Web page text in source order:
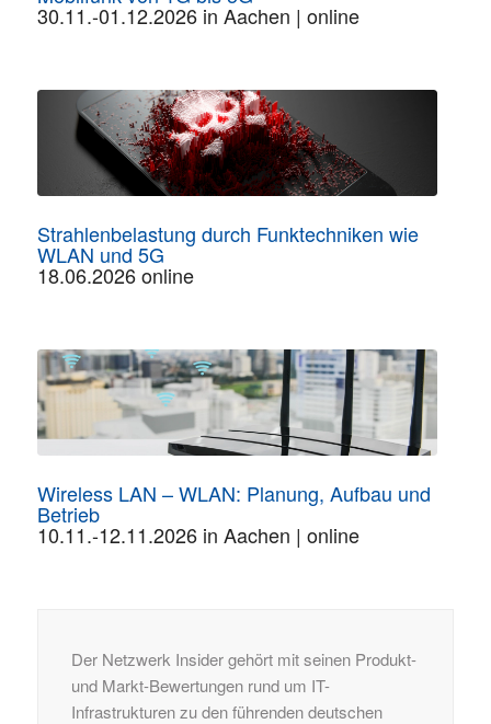
30.11.-01.12.2026 in Aachen | online
Strahlenbelastung durch Funktechniken wie
WLAN und 5G
18.06.2026 online
Wireless LAN – WLAN: Planung, Aufbau und
Betrieb
10.11.-12.11.2026 in Aachen | online
Der Netzwerk Insider gehört mit seinen Produkt-
und Markt-Bewertungen rund um IT-
Infrastrukturen zu den führenden deutschen